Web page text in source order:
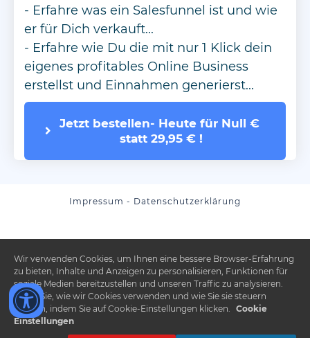
- Erfahre was ein Salesfunnel ist und wie
er für Dich verkauft...
- Erfahre wie Du die mit nur 1 Klick dein
eigenes profitables Online Business
erstellst und Einnahmen generierst...
Jetzt bestellen- Heute für Null €
statt 29,95 € !
Impressum - Datenschutzerklärung
Wir verwenden Cookies, um Ihnen eine bessere Browser-Erfahrung
zu bieten, Inhalte und Anzeigen zu personalisieren, Funktionen für
soziale Medien bereitzustellen und unseren Traffic zu analysieren.
Lesen Sie, wie wir Cookies verwenden und wie Sie sie steuern
können, indem Sie auf Cookie-Einstellungen klicken. Cookie
Einstellungen